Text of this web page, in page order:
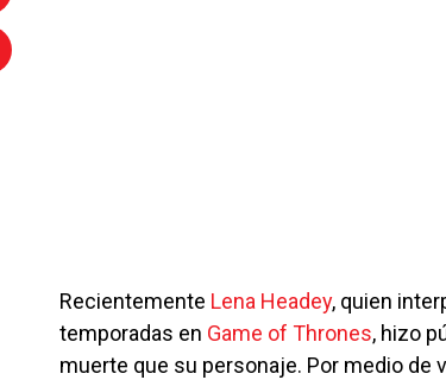
Recientemente Lena Headey, quien
temporadas en Game of Thrones, hizo
muerte que su personaje. Por medio de